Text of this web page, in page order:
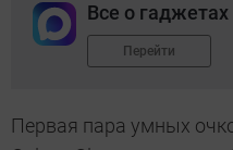
Все о
Перейти
Первая пара умных